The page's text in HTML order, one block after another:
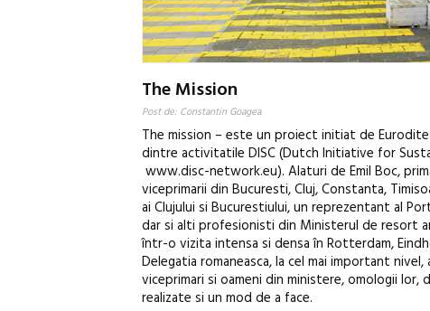
The Mission
Post de: Constantin Goagea
The mission – este un proiect initiat de
dintre activitatile DISC (Dutch Initiative for
www.disc-network.eu). Alaturi de Emil Boc,
viceprimarii din Bucuresti, Cluj, Constanta,
ai Clujului si Bucurestiului, un reprezentant al
dar si alti profesionisti din Ministerul de resort
într-o vizita intensa si densa în Rotterdam,
Delegatia romaneasca, la cel mai important
viceprimari si oameni din ministere, omologii lor,
realizate si un mod de a face.